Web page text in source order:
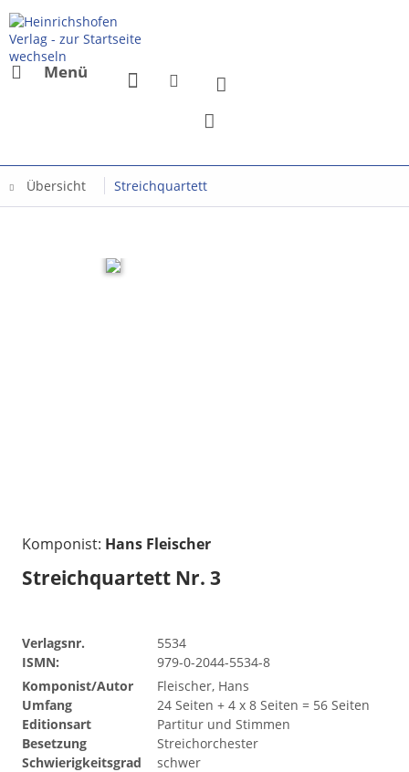
Menü
Übersicht Streichquartett
Komponist: Hans Fleischer
Streichquartett Nr. 3
Verlagsnr.
5534
ISMN:
979-0-2044-5534-8
Komponist/Autor
Fleischer, Hans
Umfang
24 Seiten + 4 x 8 Seiten = 56 Seiten
Editionsart
Partitur und Stimmen
Besetzung
Streichorchester
Schwierigkeitsgrad
schwer